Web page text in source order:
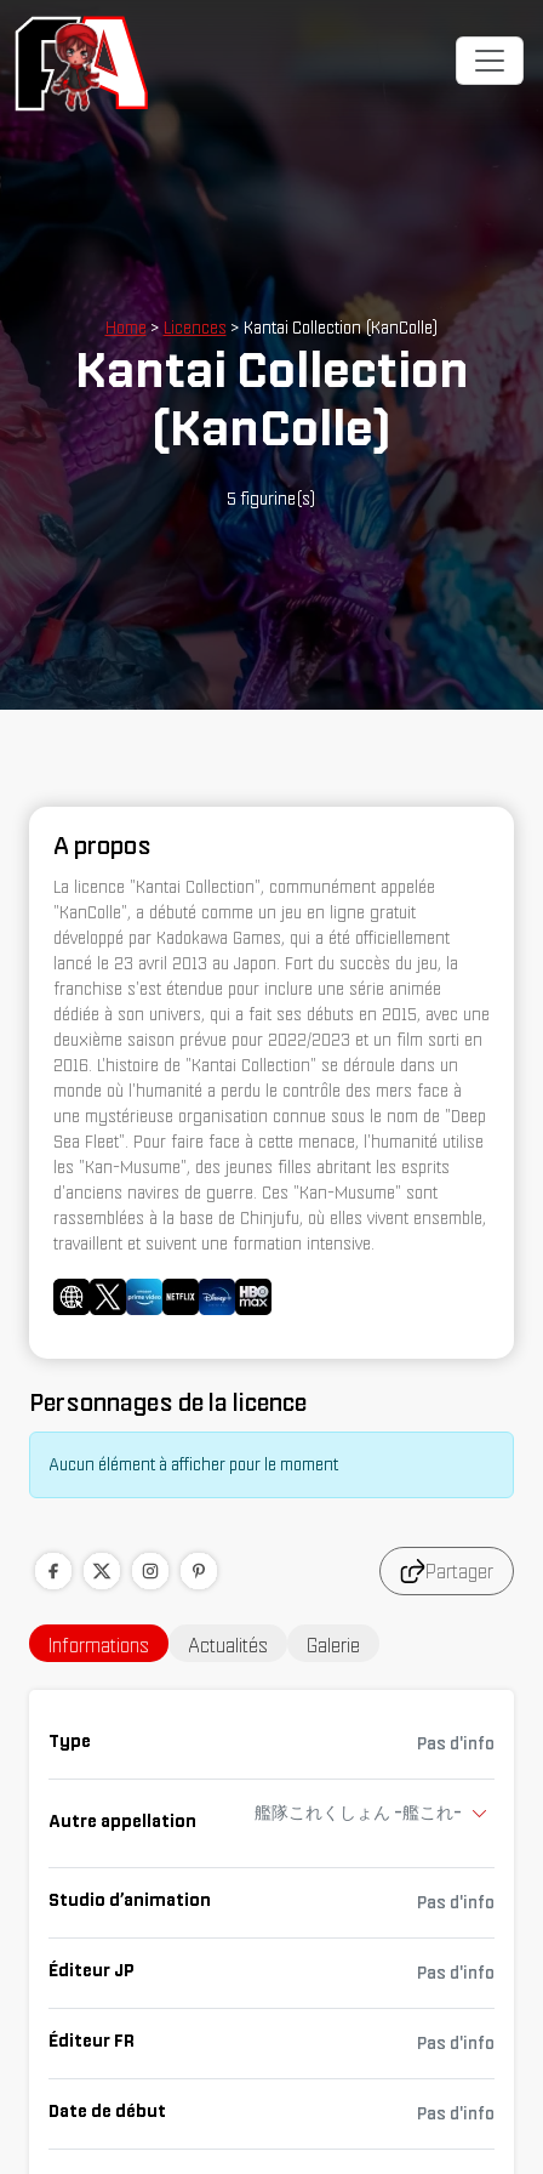
Home> Licences > Kantai Collection (KanColle)
Kantai Collection
(KanColle)
5 figurine(s)
A propos
La licence "Kantai Collection", communément appelée
"KanColle", a débuté comme un jeu en ligne gratuit
développé par Kadokawa Games, qui a été officiellement
lancé le 23 avril 2013 au Japon. Fort du succès du jeu, la
franchise s'est étendue pour inclure une série animée
dédiée à son univers, qui a fait ses débuts en 2015, avec une
deuxième saison prévue pour 2022/2023 et un film sorti en
2016. L'histoire de "Kantai Collection" se déroule dans un
monde où l'humanité a perdu le contrôle des mers face à
une mystérieuse organisation connue sous le nom de "Deep
Sea Fleet". Pour faire face à cette menace, l'humanité utilise
les "Kan-Musume", des jeunes filles abritant les esprits
d'anciens navires de guerre. Ces "Kan-Musume" sont
rassemblées à la base de Chinjufu, où elles vivent ensemble,
travaillent et suivent une formation intensive.
Personnages de la licence
Aucun élément à afficher pour le moment
Partager
Informations Actualités Galerie
Type Pas d'info
Autre appellation 艦隊これくしょん -艦これ-
Studio d’animation Pas d'info
Éditeur JP Pas d'info
Éditeur FR Pas d'info
Date de début Pas d'info